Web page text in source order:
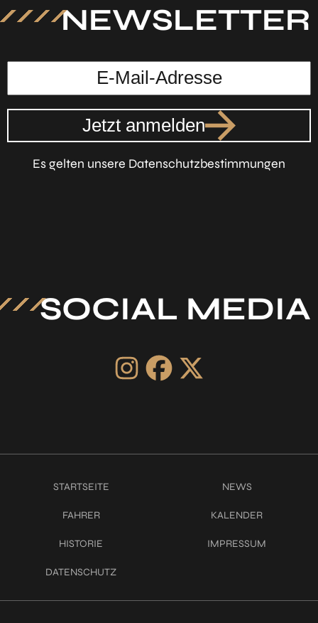
NEWSLETTER
Jetzt anmelden
Es gelten unsere Datenschutzbestimmungen
SOCIAL MEDIA
STARTSEITE NEWS
FAHRER KALENDER
HISTORIE IMPRESSUM
DATENSCHUTZ